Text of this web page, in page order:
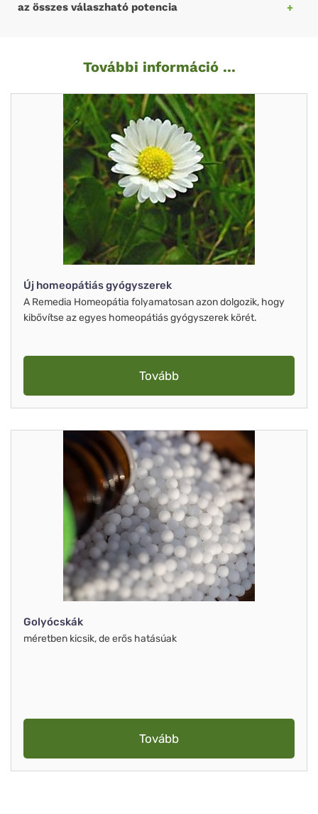
az összes válaszható potencia
További információ ...
Új homeopátiás gyógyszerek
A Remedia Homeopátia folyamatosan azon dolgozik, hogy
kibővítse az egyes homeopátiás gyógyszerek körét.
Tovább
Golyócskák
méretben kicsik, de erős hatásúak
Tovább